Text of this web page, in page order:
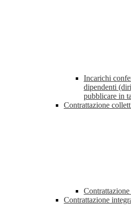
Incarichi
dipendenti
pubblicare in
Contrattazione
Contrattazione